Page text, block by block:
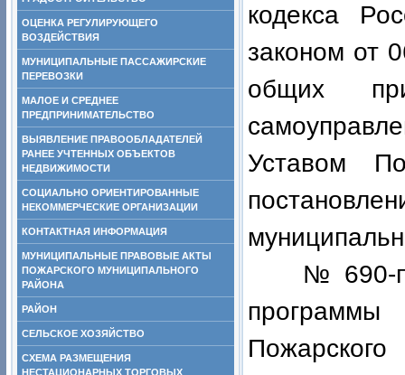
ОЦЕНКА РЕГУЛИРУЮЩЕГО
ВОЗДЕЙСТВИЯ
МУНИЦИПАЛЬНЫЕ ПАССАЖИРСКИЕ
ПЕРЕВОЗКИ
МАЛОЕ И СРЕДНЕЕ
ПРЕДПРИНИМАТЕЛЬСТВО
ВЫЯВЛЕНИЕ ПРАВООБЛАДАТЕЛЕЙ
РАНЕЕ УЧТЕННЫХ ОБЪЕКТОВ
НЕДВИЖИМОСТИ
СОЦИАЛЬНО ОРИЕНТИРОВАННЫЕ
НЕКОММЕРЧЕСКИЕ ОРГАНИЗАЦИИ
КОНТАКТНАЯ ИНФОРМАЦИЯ
МУНИЦИПАЛЬНЫЕ ПРАВОВЫЕ АКТЫ
ПОЖАРСКОГО МУНИЦИПАЛЬНОГО
РАЙОНА
РАЙОН
СЕЛЬСКОЕ ХОЗЯЙСТВО
СХЕМА РАЗМЕЩЕНИЯ
НЕСТАЦИОНАРНЫХ ТОРГОВЫХ
кодекса
законом от
общих
Уставом
№ 690-па